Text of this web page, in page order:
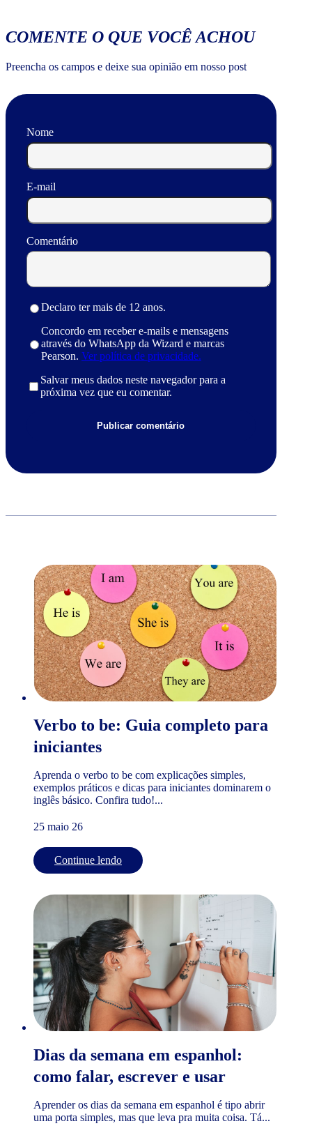
COMENTE O QUE VOCÊ ACHOU
Preencha os campos e deixe sua opinião em nosso post
Nome
E-mail
Comentário
Declaro ter mais de 12 anos.
Concordo em receber e-mails e mensagens
através do WhatsApp da Wizard e marcas
Pearson. Ver política de privacidade.
Salvar meus dados neste navegador para a
próxima vez que eu comentar.
Verbo to be: Guia completo para
iniciantes
Aprenda o verbo to be com explicações simples,
exemplos práticos e dicas para iniciantes dominarem o
inglês básico. Confira tudo!...
25 maio 26
Continue lendo
Dias da semana em espanhol:
como falar, escrever e usar
Aprender os dias da semana em espanhol é tipo abrir
uma porta simples, mas que leva pra muita coisa. Tá...